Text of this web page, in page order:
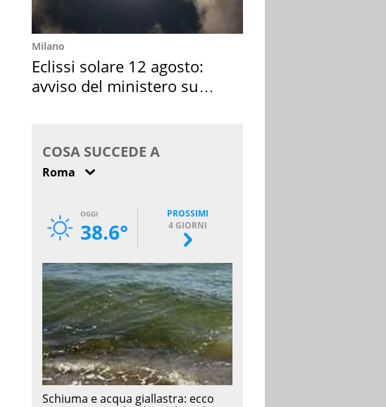
Milano
Eclissi solare 12 agosto:
avviso del ministero su